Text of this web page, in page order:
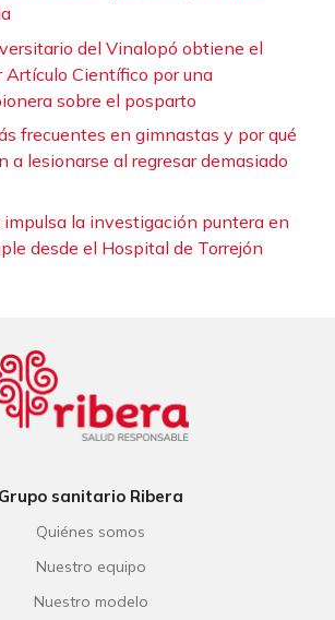
del Vinalopó obtiene el
Artículo Científico por una
sobre el posparto
frecuentes en gimnastas y por qué
a lesionarse al regresar demasiado
impulsa la investigación puntera en
desde el Hospital de Torrejón
Grupo sanitario Ribera
Quiénes somos
Nuestro equipo
Nuestro modelo